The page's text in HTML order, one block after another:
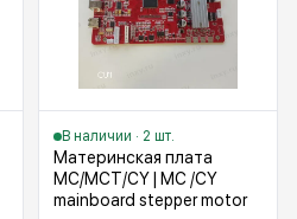
В наличии · 2 шт.
Материнская плата
MC/MCT/CY | MC /CY
mainboard stepper motor